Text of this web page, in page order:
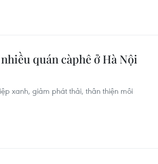
quán càphê ở Hà Nội
xanh, giảm phát thải, thân thiện môi